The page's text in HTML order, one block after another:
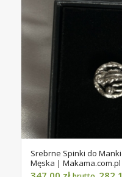
Srebrne Spinki do
Męska | Makama.com.pl